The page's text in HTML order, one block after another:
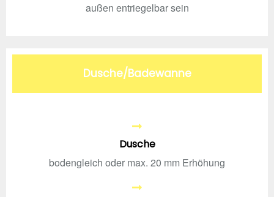
außen entriegelbar sein
Dusche/Badewanne
Dusche
bodengleich oder max. 20 mm Erhöhung